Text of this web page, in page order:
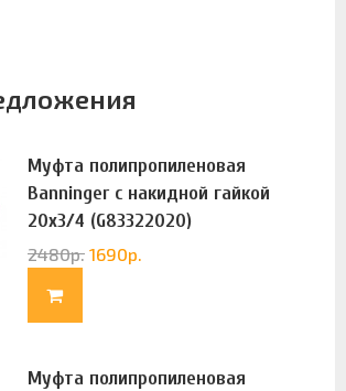
Муфта полипропиленовая
Banninger с накидной гайкой
20х3/4 (G83322020)
2480р. 1690р.
Муфта полипропиленовая